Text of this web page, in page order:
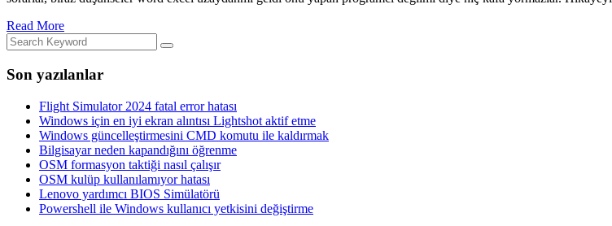
Read More
Son yazılanlar
Flight Simulator 2024 fatal error hatası
Windows için en iyi ekran alıntısı Lightshot aktif etme
Windows güncelleştirmesini CMD komutu ile kaldırmak
Bilgisayar neden kapandığını öğrenme
OSM formasyon taktiği nasıl çalışır
OSM kulüp kullanılamıyor hatası
Lenovo yardımcı BIOS Simülatörü
Powershell ile Windows kullanıcı yetkisini değiştirme